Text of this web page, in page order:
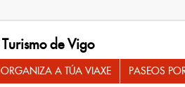
Turismo de Vigo
ORGANIZA A TÚA VIAXE PASEOS